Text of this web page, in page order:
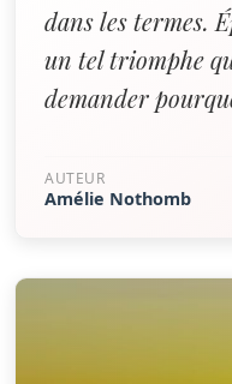
dans les termes.
un tel triomphe
demander
AUTEUR
Amélie Nothomb